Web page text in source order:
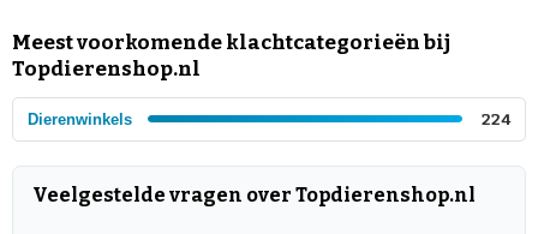
Meest voorkomende klachtcategorieën bij
Topdierenshop.nl
Dierenwinkels 224
Veelgestelde vragen over Topdierenshop.nl